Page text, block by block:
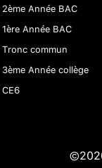
2ème Année BAC
1ère Année BAC
Tronc commun
3ème Année collège
CE6